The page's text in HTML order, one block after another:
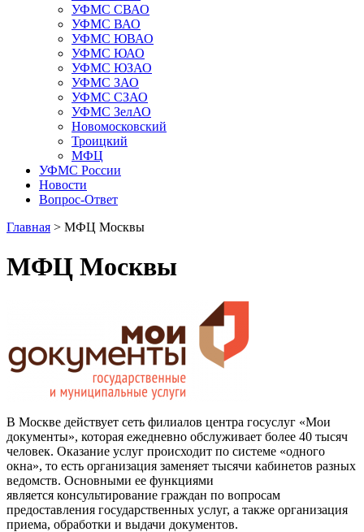
УФМС СВАО
УФМС ВАО
УФМС ЮВАО
УФМС ЮАО
УФМС ЮЗАО
УФМС ЗАО
УФМС СЗАО
УФМС ЗелАО
Новомосковский
Троицкий
МФЦ
УФМС России
Новости
Вопрос-Ответ
Главная > МФЦ Москвы
МФЦ Москвы
В Москве действует сеть филиалов центра госуслуг «Мои
документы», которая ежедневно обслуживает более 40 тысяч
человек. Оказание услуг происходит по системе «одного
окна», то есть организация заменяет тысячи кабинетов разных
ведомств. Основными ее функциями
является консультирование граждан по вопросам
предоставления государственных услуг, а также организация
приема, обработки и выдачи документов.